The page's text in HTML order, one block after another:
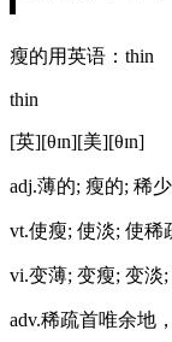
瘦的用英语：thin
thin
[英][θɪn][美][θɪn]
adj.薄的; 瘦的; 稀
vt.使瘦; 使淡; 使稀
vi.变薄; 变瘦; 变淡;
adv.稀疏首唯余地